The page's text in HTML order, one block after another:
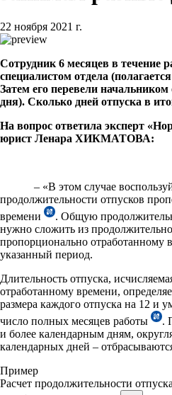
22 ноября 2021 г.
Сотрудник 6 месяцев в течение
специалистом отдела
Затем его перевели
дня). Сколько дней отпуска в
На вопрос ответила эксперт
юрист Ленара ХИКМАТОВА:
– «В этом случае
продолжительности отпусков
времени
. Общую
нужно сложить из
пропорционально отработанному
указанный период.
Длительность отпуска,
отработанному времени,
размера каждого отпуска на 12 и
число полных месяцев работы
.
и более календарным дням,
календарных дней –
Пример
Расчет продолжительности